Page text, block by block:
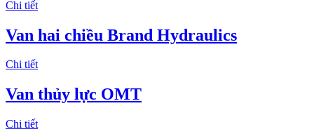
Chi tiết
Van hai chiều Brand Hydraulics
Chi tiết
Van thủy lực OMT
Chi tiết